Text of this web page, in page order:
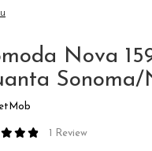
Nova
Sonoma/
1 Review